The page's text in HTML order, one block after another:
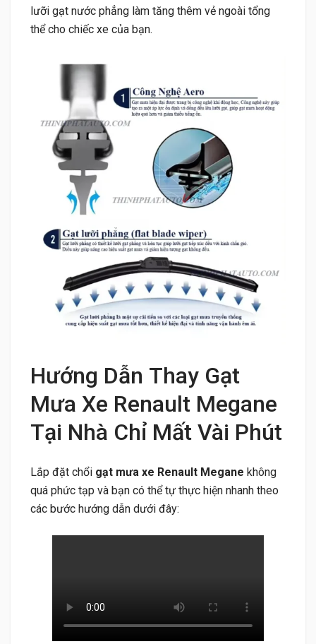
lưỡi gạt nước phẳng làm tăng thêm vẻ ngoài tổng
thể cho chiếc xe của bạn.
Hướng Dẫn Thay Gạt
Mưa Xe Renault Megane
Tại Nhà Chỉ Mất Vài Phút
Lắp đặt chổi gạt mưa xe Renault Megane không
quá phức tạp và bạn có thể tự thực hiện nhanh theo
các bước hướng dẫn dưới đây: